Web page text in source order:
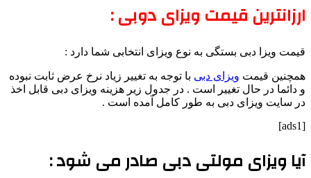
ارزانترین قیمت ویزای دوبی :
قیمت ویزا دبی بستگی به نوع ویزای انتخابی شما دارد :
همچنین قیمت ویزای دبی با توجه به تغییر زیاد نرخ عرض ثابت نبوده
و دائما در حال تغییر است . در جدول زیر هزینه ویزای دبی قابل اخذ
در سایت ویزای دبی به طور کامل آمده است .
[ads1]
آیا ویزای مولتی دبی صادر می شود :